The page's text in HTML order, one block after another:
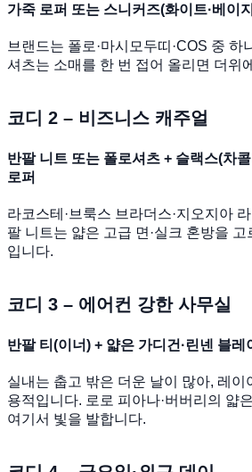
가죽 로퍼 또는 스니커즈(화이트·베이
브랜드는 폴로·마시모두띠·COS 중 하
셔츠는 소매를 한 번 접어 올리면 더위
코디 2 – 비즈니스 캐주얼
반팔 니트 또는 폴로셔츠 + 슬랙스(차
로퍼
라코스테·브룩스 브라더스·지오지아
팔 니트는 얇은 고급 면·실크 혼방을
입니다.
코디 3 – 에어컨 강한 사무실
반팔 티(이너) + 얇은 가디건·린넨 블레
실내는 춥고 밖은 더운 날이 많아, 레이
용적입니다. 로로 피아나·버버리의 얇
여기서 빛을 발합니다.